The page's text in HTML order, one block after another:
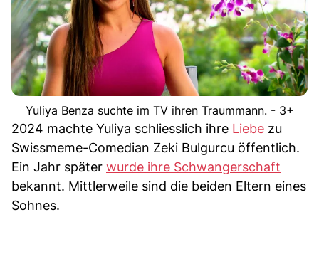
Yuliya Benza suchte im TV ihren Traummann. - 3+
2024 machte Yuliya schliesslich ihre Liebe zu
Swissmeme-Comedian Zeki Bulgurcu öffentlich.
Ein Jahr später wurde ihre Schwangerschaft
bekannt. Mittlerweile sind die beiden Eltern eines
Sohnes.